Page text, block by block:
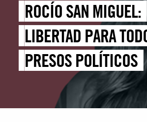
ROCÍO SAN MIGUEL:
LIBERTAD PARA
PRESOS POLÍTICOS